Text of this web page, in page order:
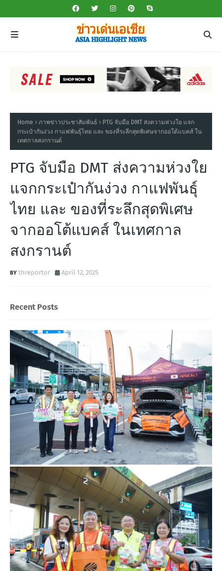
Home ภาพข่าวประชาสัมพันธ์
PTG จับมือ DMT ส่งความห่วงใย แจก
กระเป๋ากันง่วง กาแฟพันธุ์ไทย และ ของที่ระลึกสุดพิเศษจากออโต้แบคส์ ใน
เทศกาลสงกรานต์
PTG จับมือ DMT ส่งความห่วงใย
แจกกระเป๋ากันง่วง กาแฟพันธุ์
ไทย และ ของที่ระลึกสุดพิเศษ
จากออโต้แบคส์ ในเทศกาล
สงกรานต์
threportor April 12, 2025
Recent Posts